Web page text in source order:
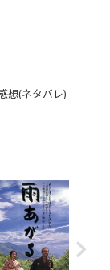
想(ネタバレ)